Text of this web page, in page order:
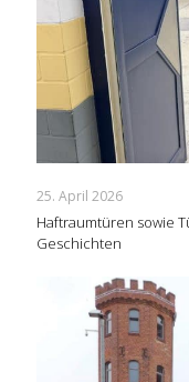
25. April 2026
Haftraumtüren sowie
Geschichten